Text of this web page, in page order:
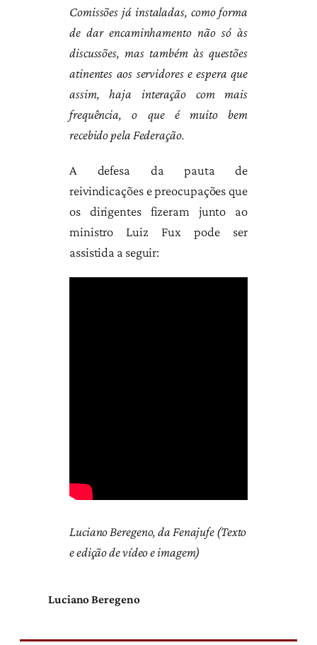
Comissões já instaladas, como forma
de dar encaminhamento não só às
discussões, mas também às questões
atinentes aos servidores e espera que
assim, haja interação com mais
frequência, o que é muito bem
recebido pela Federação.
A defesa da pauta de
reivindicações e preocupações que
os dirigentes fizeram junto ao
ministro Luiz Fux pode ser
assistida a seguir:
Luciano Beregeno, da Fenajufe (Texto
e edição de vídeo e imagem)
Luciano Beregeno